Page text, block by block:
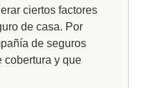
ciertos factores
de casa. Por
de seguros
cobertura y que